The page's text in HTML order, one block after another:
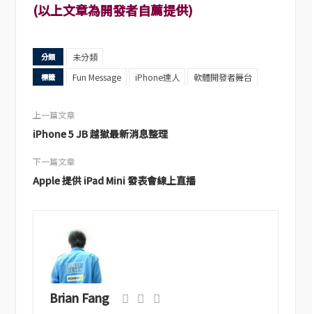
(以上文章為開發者自薦提供)
分類 未分類
標籤 Fun Message iPhone達人 軟體開發者舞台
上一篇文章
iPhone 5 JB 越獄最新消息整理
下一篇文章
Apple 提供 iPad Mini 發表會線上直播
Brian Fang